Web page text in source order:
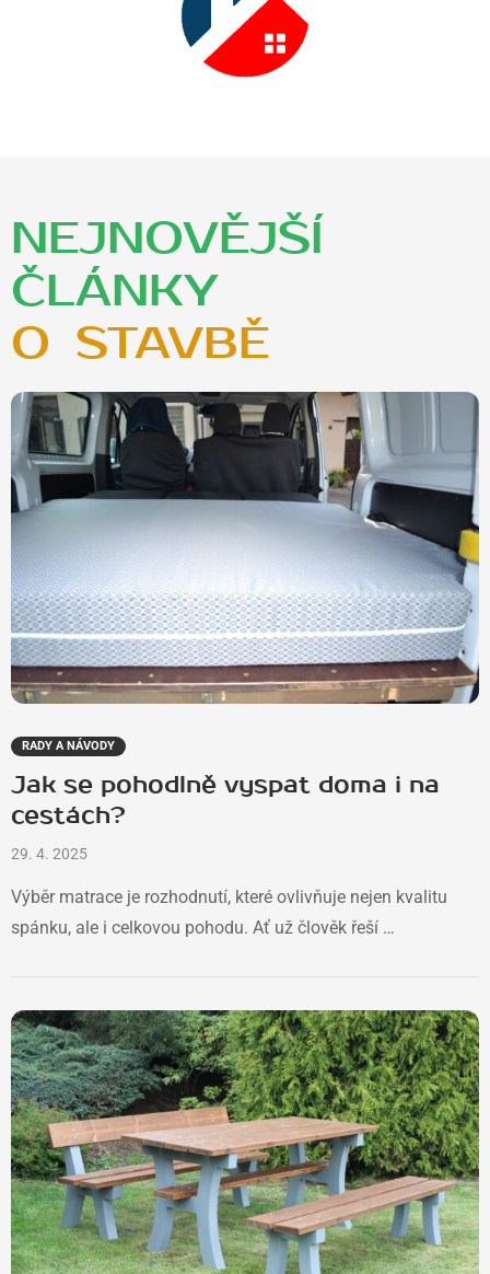
NEJNOVĚJŠÍ
ČLÁNKY
O ZAHRADĚ
RADY A NÁVODY
Jak se pohodlně vyspat doma i na
cestách?
29. 4. 2025
Výběr matrace je rozhodnutí, které ovlivňuje nejen kvalitu
spánku, ale i celkovou pohodu. Ať už člověk řeší …